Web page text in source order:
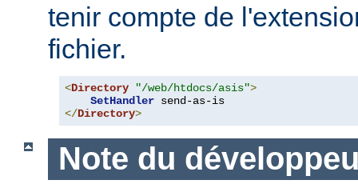
tenir compte de
fichier.
<Directory "/web/htdocs/asis">
SetHandler
</Directory>
Note du